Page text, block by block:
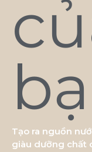
Tạo ra nguồn
giàu dưỡng chất